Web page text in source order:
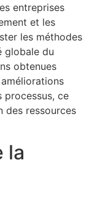
entreprises
et les
les méthodes
globale du
obtenues
processus, ce
des ressources
la